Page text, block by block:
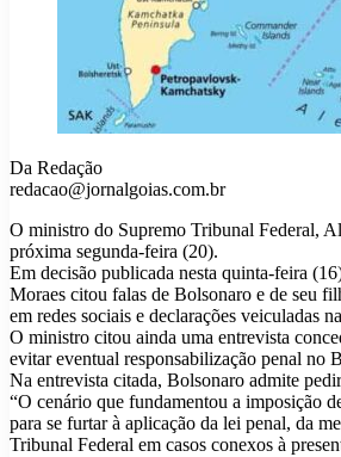
Da Redação
redacao@jornalgoias.com.br
O ministro do Supremo Tribunal Federal,
próxima segunda-feira (20).
Em decisão publicada nesta quinta-feira
Moraes citou falas de Bolsonaro e de seu
em redes sociais e declarações veiculadas
O ministro citou ainda uma entrevista
evitar eventual responsabilização penal no
Na entrevista citada, Bolsonaro admite
“O cenário que fundamentou a imposição
para se furtar à aplicação da lei penal, da
Tribunal Federal em casos conexos à